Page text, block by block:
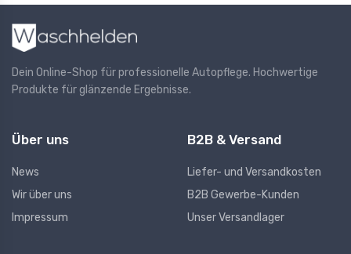
Dein Online-Shop für professionelle Autopflege. Hochwertige
Produkte für glänzende Ergebnisse.
Über uns
News
Wir über uns
Impressum
B2B & Versand
Liefer- und Versandkosten
B2B Gewerbe-Kunden
Unser Versandlager